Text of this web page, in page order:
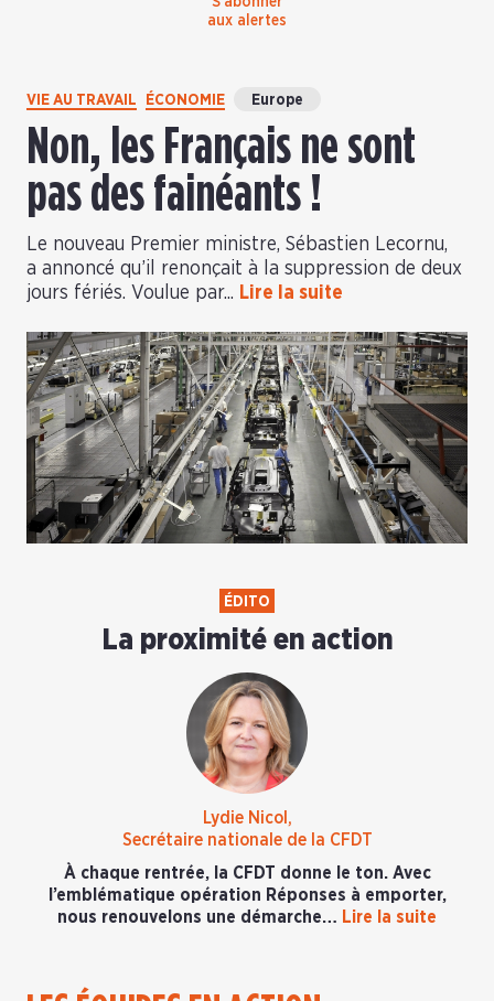
aux alertes
VIE AU TRAVAIL ÉCONOMIE Europe
Non, les Français ne sont
pas des fainéants !
Le nouveau Premier ministre, Sébastien Lecornu,
a annoncé qu’il renonçait à la suppression de deux
jours fériés. Voulue par... Lire la suite
ÉDITO
La proximité en action
Lydie Nicol,
Secrétaire nationale de la CFDT
À chaque rentrée, la CFDT donne le ton. Avec
l’emblématique opération Réponses à emporter,
nous renouvelons une démarche… Lire la suite